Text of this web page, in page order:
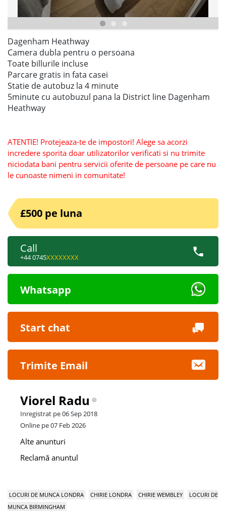
Dagenham Heathway
Camera dubla pentru o persoana
Toate billurile incluse
Parcare gratis in fata casei
Statie de autobuz la 4 minute
5minute cu autobuzul pana la District line Dagenham
Heathway
ATENTIE! Protejeaza-te de impostori! Alege sa acorzi
incredere sporita doar utilizatorilor verificati si nu trimite
niciodata bani pentru servicii oferite de persoane pe care nu
le cunoaste nimeni in comunitate!
£500 pe luna
Call
+44 0745XXXXXXXX
Whatsapp
Start chat
Trimite Email
Viorel Radu
Inregistrat pe 06 Sep 2018
Online pe 07 Feb 2026
Alte anunturi
Reclamă anuntul
LOCURI DE MUNCA LONDRA CHIRIE LONDRA CHIRIE WEMBLEY
LOCURI DE
MUNCA BIRMINGHAM